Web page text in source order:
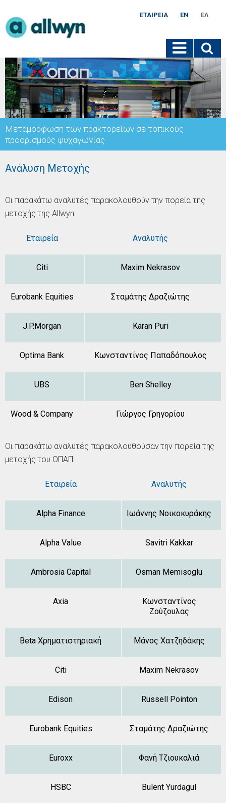
ΕΤΑΙΡΕΊΑ EN ΕΛ
Μεταμόρφωση των πρακτορείων σε τοπικούς
προορισμούς ψυχαγωγίας
Ανάλυση Μετοχής
Οι παρακάτω αναλυτές παρακολουθούν την πορεία της
μετοχής της Allwyn:
Εταιρεία Αναλυτής
Citi Maxim Nekrasov
Eurobank Equities Σταμάτης Δραζιώτης
J.P.Morgan Karan Puri
Optima Bank Κωνσταντίνος Παπαδόπουλος
UBS Ben Shelley
Wood & Company Γιώργος Γρηγορίου
Οι παρακάτω αναλυτές παρακολουθούσαν την πορεία της
μετοχής του ΟΠΑΠ:
Εταιρεία Αναλυτής
Alpha Finance Ιωάννης Νοικοκυράκης
Alpha Value Savitri Kakkar
Ambrosia Capital Osman Memisoglu
Axia
Κωνσταντίνος
Ζούζουλας
Beta Χρηματιστηριακή Μάνος Χατζηδάκης
Citi Maxim Nekrasov
Edison Russell Pointon
Eurobank Equities Σταμάτης Δραζιώτης
Euroxx Φανή Τζιουκαλιά
HSBC Bulent Yurdagul